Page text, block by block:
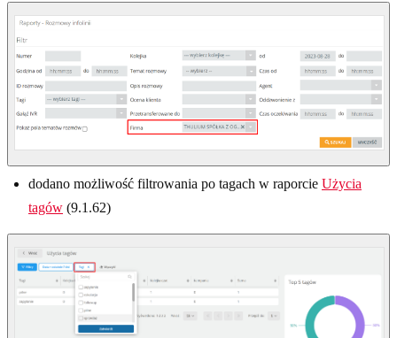
dodano możliwość filtrowania po tagach w raporcie Użycia
tagów (9.1.62)